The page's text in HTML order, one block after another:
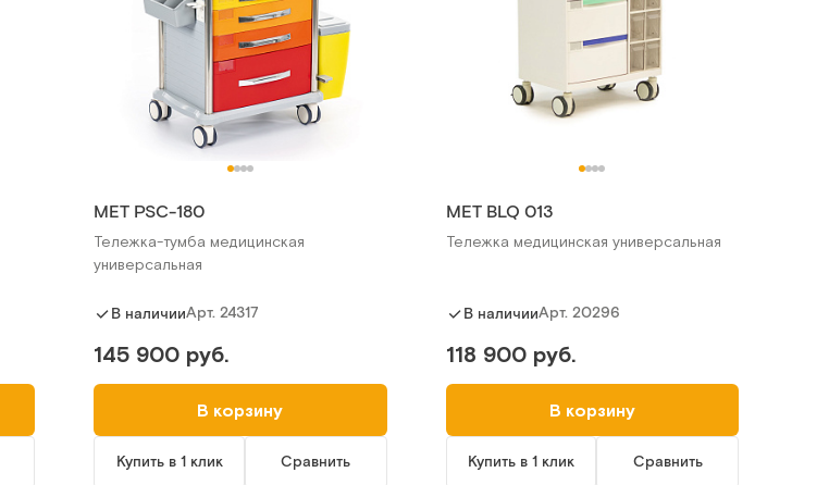
MET PSC-180
Тележка-тумба медицинская
универсальная
В наличииАрт.24317
145 900 руб.
В корзину
Купить в 1 клик Сравнить
MET BLQ 013
Тележка медицинская универсальная
В наличииАрт. 20296
118 900 руб.
В корзину
Купить в 1 клик Сравнить